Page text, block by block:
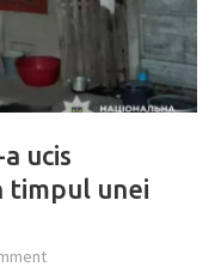
ucis
timpul unei